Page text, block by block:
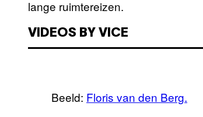
lange ruimtereizen.
VIDEOS BY VICE
Beeld: Floris van den Berg.